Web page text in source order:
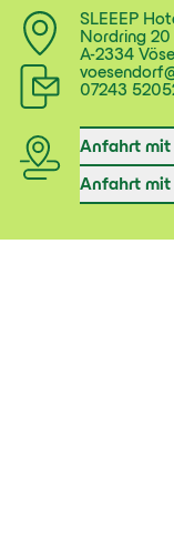
SLEEEP
Nordring 20
A-2334
07243
Anfahrt mit
Anfahrt mit